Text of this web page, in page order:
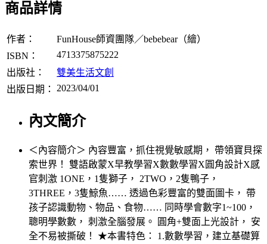
商品詳情
作者：
FunHouse師資團隊／bebebear（繪）
ISBN：
4713375875222
出版社：
雙美生活文創
出版日期：
2023/04/01
內文簡介
＜內容簡介＞ 內容豐富，抓住視覺敏感期， 帶領寶貝探
索世界！ 雙語啟蒙X早教學習X數數學習X圓角設計X感
官刺激 1ONE，1隻獅子， 2TWO，2隻鴨子，
3THREE，3隻鯨魚…… 透過色彩豐富的雙面圖卡， 帶
孩子認識動物、物品、食物…… 同時學會數字1~100，
聰明學數數， 刺激全腦發展。 圓角+雙面上光設計， 安
全不易被撕破！ ★本書特色： 1.數數學習，建立基礎算